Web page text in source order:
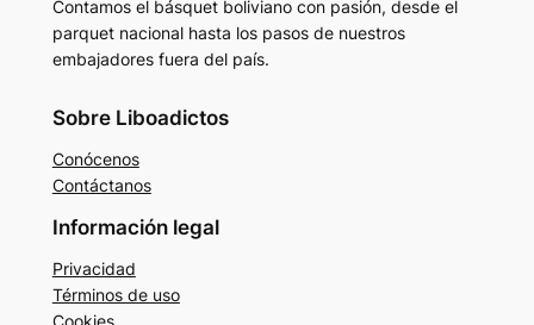
Contamos el básquet boliviano con pasión, desde el
parquet nacional hasta los pasos de nuestros
embajadores fuera del país.
Sobre Liboadictos
Conócenos
Contáctanos
Información legal
Privacidad
Términos de uso
Cookies